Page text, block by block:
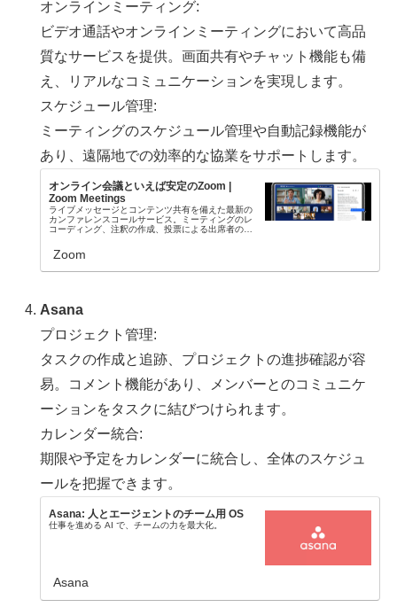
オンラインミーティング:
ビデオ通話やオンラインミーティングにおいて高品
質なサービスを提供。画面共有やチャット機能も備
え、リアルなコミュニケーションを実現します。
スケジュール管理:
ミーティングのスケジュール管理や自動記録機能が
あり、遠隔地での効率的な協業をサポートします。
オンライン会議といえば安定のZoom |
Zoom Meetings
ライブメッセージとコンテンツ共有を備えた最新の
カンファレンスコールサービス。ミーティングのレ
コーディング、注釈の作成、投票による出席者のエ
Zoom
Asana
プロジェクト管理:
タスクの作成と追跡、プロジェクトの進捗確認が容
易。コメント機能があり、メンバーとのコミュニケ
ーションをタスクに結びつけられます。
カレンダー統合:
期限や予定をカレンダーに統合し、全体のスケジュ
ールを把握できます。
Asana: 人とエージェントのチーム用 OS
仕事を進める AI で、チームの力を最大化。
Asana